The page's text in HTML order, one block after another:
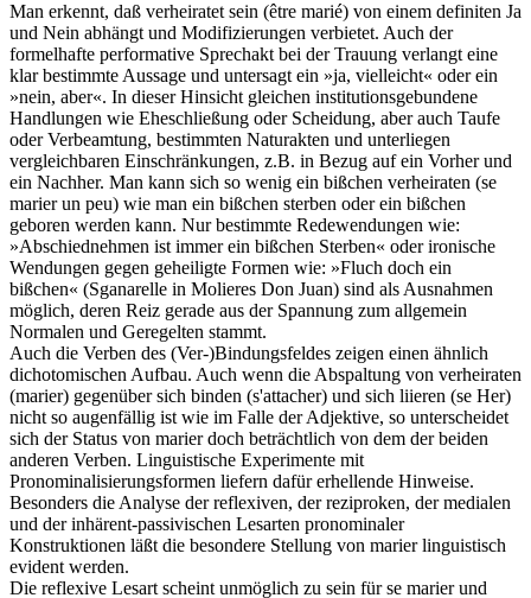
Man erkennt, daß verheiratet sein (être marié) von einem definiten Ja
und Nein abhängt und Modifizierungen verbietet. Auch der
formelhafte performative Sprechakt bei der Trauung verlangt eine
klar bestimmte Aussage und untersagt ein »ja, vielleicht« oder ein
»nein, aber«. In dieser Hinsicht gleichen institutionsgebundene
Handlungen wie Eheschließung oder Scheidung, aber auch Taufe
oder Verbeamtung, bestimmten Naturakten und unterliegen
vergleichbaren Einschränkungen, z.B. in Bezug auf ein Vorher und
ein Nachher. Man kann sich so wenig ein bißchen verheiraten (se
marier un peu) wie man ein bißchen sterben oder ein bißchen
geboren werden kann. Nur bestimmte Redewendungen wie:
»Abschiednehmen ist immer ein bißchen Sterben« oder ironische
Wendungen gegen geheiligte Formen wie: »Fluch doch ein
bißchen« (Sganarelle in Molieres Don Juan) sind als Ausnahmen
möglich, deren Reiz gerade aus der Spannung zum allgemein
Normalen und Geregelten stammt.
Auch die Verben des (Ver-)Bindungsfeldes zeigen einen ähnlich
dichotomischen Aufbau. Auch wenn die Abspaltung von verheiraten
(marier) gegenüber sich binden (s'attacher) und sich liieren (se Her)
nicht so augenfällig ist wie im Falle der Adjektive, so unterscheidet
sich der Status von marier doch beträchtlich von dem der beiden
anderen Verben. Linguistische Experimente mit
Pronominalisierungsformen liefern dafür erhellende Hinweise.
Besonders die Analyse der reflexiven, der reziproken, der medialen
und der inhärent-passivischen Lesarten pronominaler
Konstruktionen läßt die besondere Stellung von marier linguistisch
evident werden.
Die reflexive Lesart scheint unmöglich zu sein für se marier und